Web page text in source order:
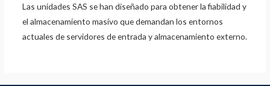
Las unidades SAS se han diseñado para obtener la fiabilidad y
el almacenamiento masivo que demandan los entornos
actuales de servidores de entrada y almacenamiento externo.